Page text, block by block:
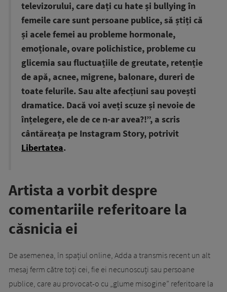
televizorului, care dați cu hate și bullying în
femeile care sunt persoane publice, să știți că
și acele femei au probleme hormonale,
emoționale, ovare polichistice, probleme cu
glicemia sau fluctuațiile de greutate, retenție
de apă, acnee, migrene, balonare, dureri de
toate felurile. Sau alte afecțiuni sau povești
dramatice. Dacă voi aveți scuze și nevoie de
înțelegere, ele de ce n-ar avea?!”, a scris
cântăreața pe Instagram Story, potrivit
Libertatea.
Artista a vorbit despre
comentariile referitoare la
căsnicia ei
De asemenea, în spațiul online, Adda a transmis recent un alt
mesaj ferm către toți cei, fie ei necunoscuți sau persoane
publice, care au provocat-o cu „glume misogine” referitoare la